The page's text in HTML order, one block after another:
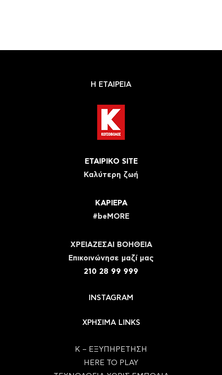
Η ΕΤΑΙΡΕΙΑ
ΕΤΑΙΡΙΚΟ SITE
Καλύτερη ζωή
ΚΑΡΙΕΡΑ
#beMORE
ΧΡΕΙΑΖΕΣΑΙ ΒΟΗΘΕΙΑ
Eπικοινώνησε μαζί μας
210 28 99 999
INSTAGRAM
ΧΡΗΣΙΜΑ LINKS
Κ – ΕΞΥΠΗΡΕΤΗΣΗ
HERE TO PLAY